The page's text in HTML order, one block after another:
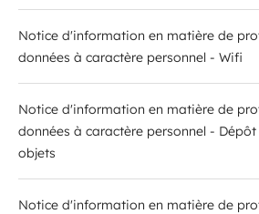
Notice d'information en matière de
données à caractère personnel - Wifi
Notice d'information en matière de
données à caractère personnel -
objets
Notice d'information en matière de